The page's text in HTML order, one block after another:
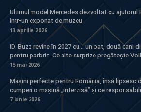
Ultimul model Mercedes dezvoltat cu ajutorul
într-un exponat de muzeu
13 aprilie 2026
ID. Buzz revine în 2027 cu… un pat, două cani
pentru parbriz. Ce alte surprize pregătește
15 mai 2026
Mașini perfecte pentru România, însă lipsesc
cumperi o mașină „interzisă” și ce
7 iunie 2026